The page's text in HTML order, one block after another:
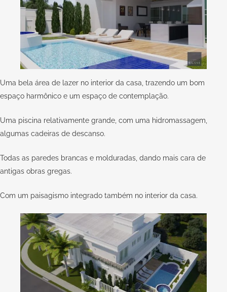
Uma bela área de lazer no interior da casa, trazendo um bom
espaço harmônico e um espaço de contemplação.
Uma piscina relativamente grande, com uma hidromassagem,
algumas cadeiras de descanso.
Todas as paredes brancas e molduradas, dando mais cara de
antigas obras gregas.
Com um paisagismo integrado também no interior da casa.